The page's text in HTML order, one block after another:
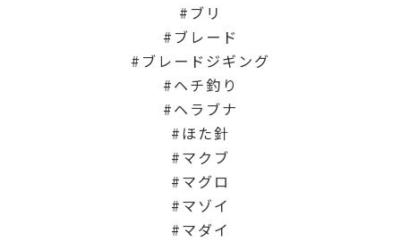
ブリ
ブレード
ブレードジギング
ヘチ釣り
ヘラブナ
ほた針
マクブ
マグロ
マゾイ
マダイ